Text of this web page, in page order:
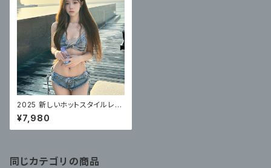
2025 新しいホットスタイルレト
ロデニムスプリットビキニ
¥7,980
同じカテゴリの商品